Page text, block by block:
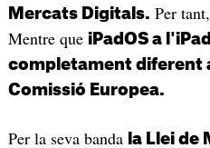
Mercats Digitals. Per
Mentre que iPadOS a
completament diferent
Comissió Europea.
Per la seva banda la Llei de